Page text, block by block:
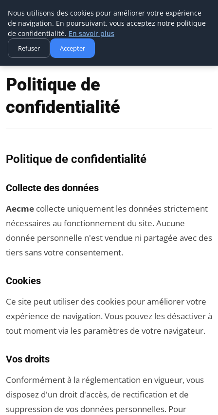
Aecme
Accueil Politique de confidentialité
Politique de
confidentialité
Politique de confidentialité
Collecte des données
Aecme collecte uniquement les données strictement
nécessaires au fonctionnement du site. Aucune
donnée personnelle n'est vendue ni partagée avec des
tiers sans votre consentement.
Cookies
Ce site peut utiliser des cookies pour améliorer votre
expérience de navigation. Vous pouvez les désactiver à
tout moment via les paramètres de votre navigateur.
Vos droits
Conformément à la réglementation en vigueur, vous
disposez d'un droit d'accès, de rectification et de
suppression de vos données personnelles. Pour
Nous utilisons des cookies pour améliorer votre expérience
de navigation. En poursuivant, vous acceptez notre politique
de confidentialité. En savoir plus
Refuser Accepter